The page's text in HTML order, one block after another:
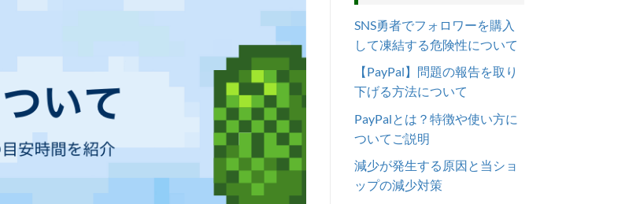
SNS勇者でフォロワーを購入
して凍結する危険性について
【PayPal】問題の報告を取り
下げる方法について
PayPalとは？特徴や使い方に
ついてご説明
減少が発生する原因と当ショ
ップの減少対策